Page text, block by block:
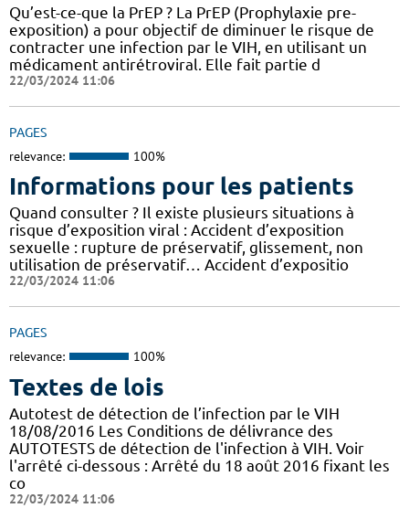
Qu’est-ce-que la PrEP ? La PrEP (Prophylaxie pre-
exposition) a pour objectif de diminuer le risque de
contracter une infection par le VIH, en utilisant un
médicament antirétroviral. Elle fait partie d
22/03/2024 11:06
PAGES
relevance: 100%
Informations pour les patients
Quand consulter ? Il existe plusieurs situations à
risque d’exposition viral : Accident d’exposition
sexuelle : rupture de préservatif, glissement, non
utilisation de préservatif… Accident d’expositio
22/03/2024 11:06
PAGES
relevance: 100%
Textes de lois
Autotest de détection de l’infection par le VIH
18/08/2016 Les Conditions de délivrance des
AUTOTESTS de détection de l'infection à VIH. Voir
l'arrêté ci-dessous : Arrêté du 18 août 2016 fixant les
co
22/03/2024 11:06